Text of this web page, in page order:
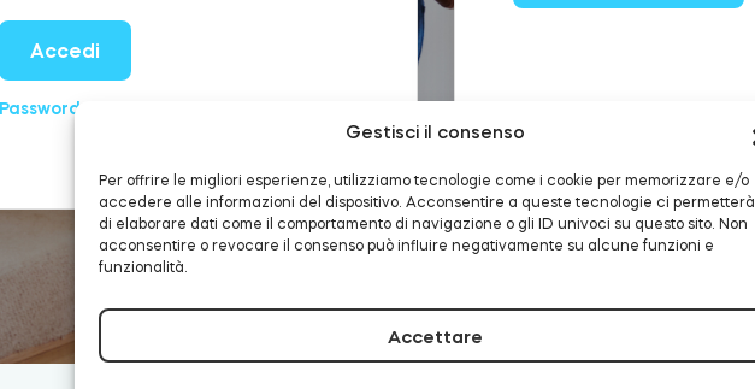
Gestisci il consenso
Per offrire le migliori esperienze, utilizziamo tecnologie come i cookie per memorizzare e/o
accedere alle informazioni del dispositivo. Acconsentire a queste tecnologie ci permetterà
di elaborare dati come il comportamento di navigazione o gli ID univoci su questo sito. Non
acconsentire o revocare il consenso può influire negativamente su alcune funzioni e
funzionalità.
Accettare
Accedi
Password dimenticata?